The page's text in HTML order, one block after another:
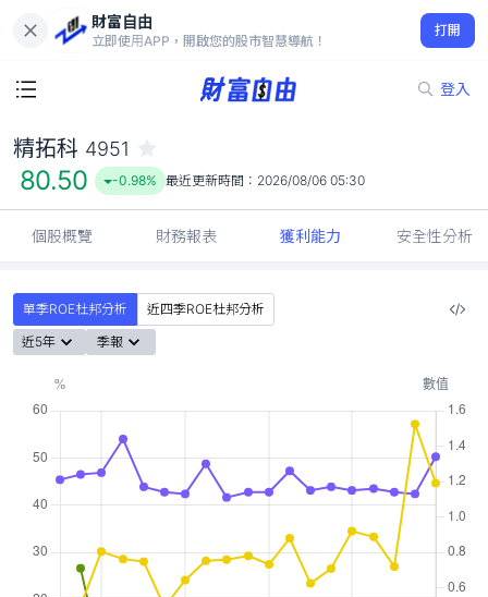
財富自由
立即使用APP，開啟您的股市智慧導航！
打開
登入
80.50
-0.98%
精拓科 4951
80.50 -0.98% 最近更新時間： 2026/08/06 05:30
個股概覽 財務報表 獲利能力 安全性分析
單季ROE杜邦分析
近四季ROE杜邦分析
近5年
季報